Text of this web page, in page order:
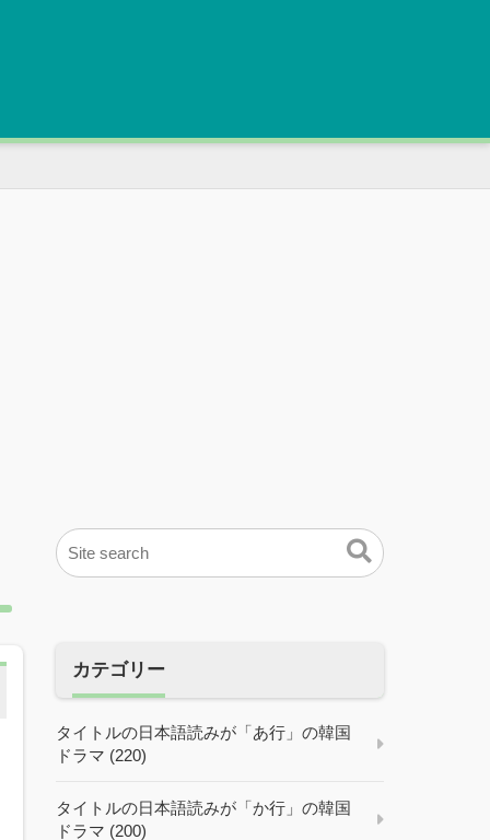
カテゴリー
タイトルの日本語読みが「あ行」の韓国
ドラマ (220)
タイトルの日本語読みが「か行」の韓国
ドラマ (200)